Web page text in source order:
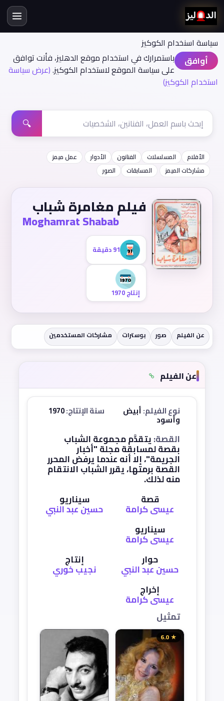
سياسة اسنخدام الكوكيز
أوافق
باستمرارك في استخدام موقع الدهليز، فأنت توافق
على سياسة الموقع لاستخدام الكوكيز.(عرض سياسة
استخدام الكوكيز)
🔍
الأفلام المسلسلات الفنانون الأدوار
عمل ميمز
مشاركات الميمز
المسابقات الصور
فيلم مغامرة شباب
Moghamrat Shabab
91 دقيقة
إنتاج 1970
عن الفيلم صور بوسترات مشاركات المستخدمين
عن الفيلم
نوع الفيلم:أبيض
وأسود
سنة الإنتاج:
القصة:يتقدَّم مجموعة الشباب
بقصة لمسابقة مجلة "أخبار
الجريمة"، إلا أنه عندما يرفض المحرر
القصة برمتها، يقرر الشباب الانتقام
منه لذلك.
قصة
عيسى كرامة
سيناريو
حسين عبد النبي
سيناريو
عيسى كرامة
حوار
حسين عبد النبي
إنتاج
نجيب خوري
إخراج
عيسى كرامة
تمثيل
★ 6.0